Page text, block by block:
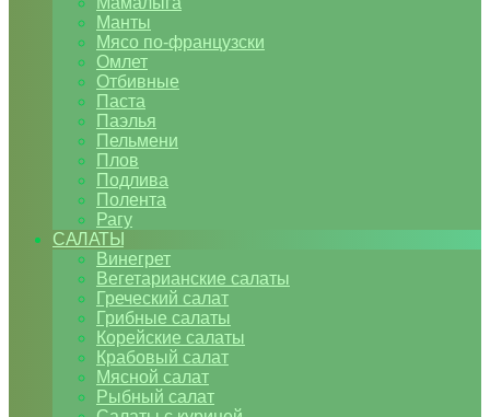
Манты
Мясо по-французски
Омлет
Отбивные
Паста
Паэлья
Пельмени
Плов
Подлива
Полента
Рагу
САЛАТЫ
Винегрет
Вегетарианские салаты
Греческий салат
Грибные салаты
Корейские салаты
Крабовый салат
Мясной салат
Рыбный салат